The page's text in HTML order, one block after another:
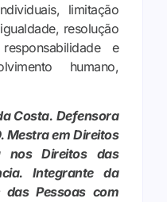
limitação
resolução
e
humano,
Costa. Defensora
Mestra em Direitos
nos Direitos das
Integrante da
das Pessoas com